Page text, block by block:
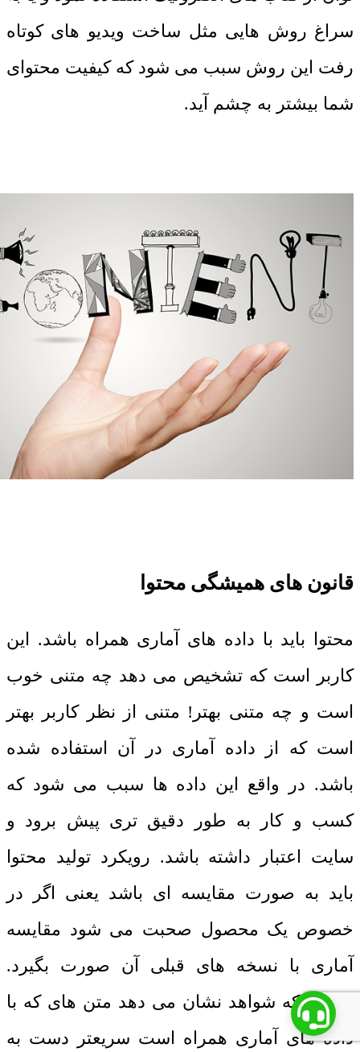
سراغ روش هایی مثل ساخت ویدیو های کوتاه
رفت این روش سبب می شود که کیفیت محتوای
شما بیشتر به چشم آید.
قانون های همیشگی محتوا
محتوا باید با داده های آماری همراه باشد. این
کاربر است که تشخیص می دهد چه متنی خوب
است و چه متنی بهتر! متنی از نظر کاربر بهتر
است که از داده آماری در آن استفاده شده
باشد. در واقع این داده ها سبب می شود که
کسب و کار به طور دقیق تری پیش برود و
سایت اعتبار داشته باشد. رویکرد تولید محتوا
باید به صورت مقایسه ای باشد یعنی اگر در
خصوص یک محصول صحبت می شود مقایسه
آماری با نسخه های قبلی آن صورت بگیرد.
اینطور که شواهد نشان می دهد متن های که با
داده های آماری همراه است سریعتر دست به